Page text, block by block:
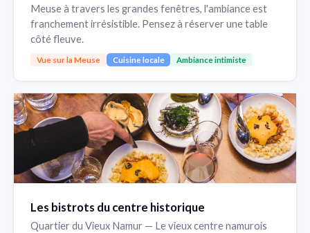
Meuse à travers les grandes fenêtres, l'ambiance est
franchement irrésistible. Pensez à réserver une table
côté fleuve.
Vue sur la Meuse Cuisine locale Ambiance intimiste
Les bistrots du centre historique
Quartier du Vieux Namur — Le vieux centre namurois